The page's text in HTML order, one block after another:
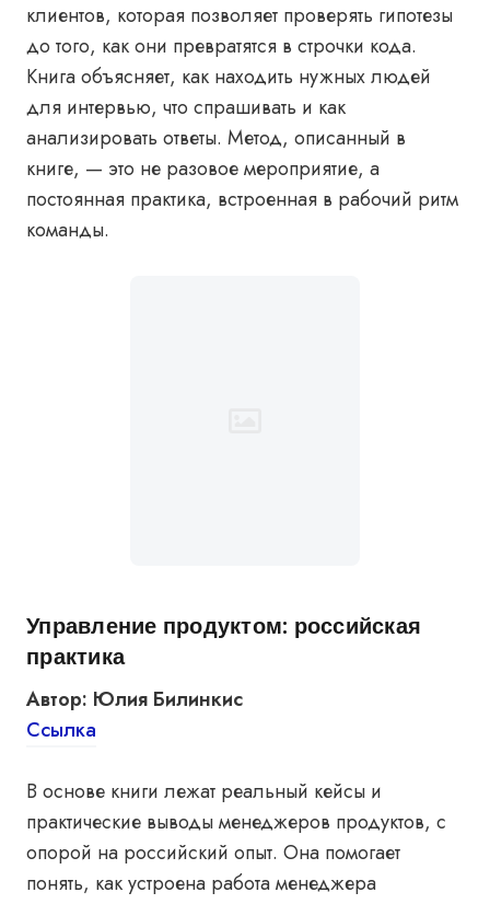
клиентов, которая позволяет проверять гипотезы
до того, как они превратятся в строчки кода.
Книга объясняет, как находить нужных людей
для интервью, что спрашивать и как
анализировать ответы. Метод, описанный в
книге, — это не разовое мероприятие, а
постоянная практика, встроенная в рабочий ритм
команды.
Управление продуктом: российская
практика
Автор: Юлия Билинкис
Ссылка
В основе книги лежат реальный кейсы и
практические выводы менеджеров продуктов, с
опорой на российский опыт. Она помогает
понять, как устроена работа менеджера